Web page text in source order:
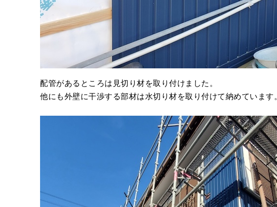
配管があるところは見切り材を取り付けました。
他にも外壁に干渉する部材は水切り材を取り付けて納めています。